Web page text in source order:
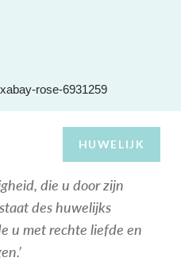
HUWELIJK
die u door zijn
des huwelijks
u met rechte liefde en